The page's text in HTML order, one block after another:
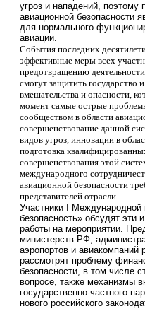
угроз и нападений, поэтому
авиационной безопасности
для нормального
авиации.
События последних
эффективные меры всех
предотвращению
смогут защитить государство
вмешательства и опасности,
момент самые острые
сообществом в области
совершенствование данной
видов угроз, инновации в
подготовка
совершенствования этой
международного
авиационной безопасности
представителей отрасли.
Участники I Международной
безопасность» обсудят эти
работы на мероприятии.
министерств РФ,
аэропортов и авиакомпаний
рассмотрят проблему
безопасности, в том числе
вопросе, также механизмы
государственно-частного
нового российского